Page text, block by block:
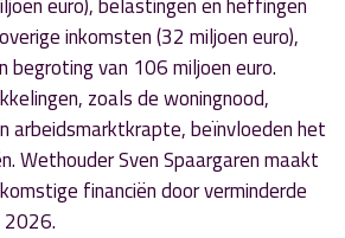
inkomsten (32 miljoen euro),
van 106 miljoen euro.
zoals de woningnood,
arbeidsmarktkrapte, beïnvloeden het
Wethouder Sven Spaargaren maakt
financiën door verminderde
2026.